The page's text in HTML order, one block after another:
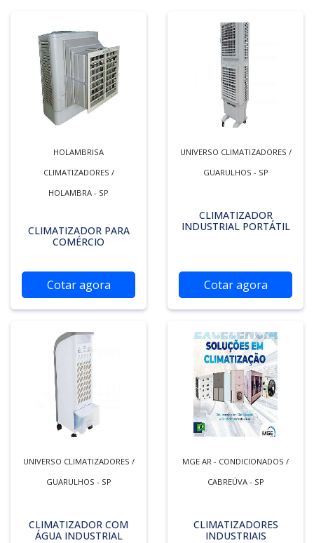
HOLAMBRISA
CLIMATIZADORES /
HOLAMBRA - SP
CLIMATIZADOR PARA
COMÉRCIO
Cotar agora
UNIVERSO CLIMATIZADORES /
GUARULHOS - SP
CLIMATIZADOR
INDUSTRIAL PORTÁTIL
Cotar agora
UNIVERSO CLIMATIZADORES /
GUARULHOS - SP
CLIMATIZADOR COM
ÁGUA INDUSTRIAL
MGE AR - CONDICIONADOS /
CABREÚVA - SP
CLIMATIZADORES
INDUSTRIAIS